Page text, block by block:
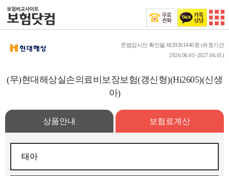
준법감시인 확인필 제20261440호 (유효기간
2026.06.01~2027.06.01)
(무)현대해상실손의료비보장보험(갱신형)(Hi2605)(신생
아)
상품안내 보험료계산